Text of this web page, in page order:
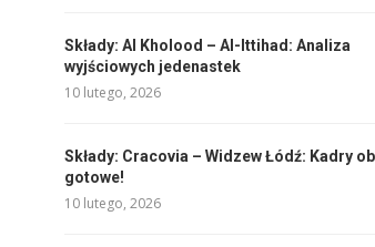
Składy: Al Kholood – Al-Ittihad: Analiza
wyjściowych jedenastek
10 lutego, 2026
Składy: Cracovia – Widzew Łódź: Kadry
gotowe!
10 lutego, 2026